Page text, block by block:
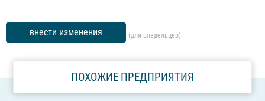
внести изменения (для владельцев)
ПОХОЖИЕ ПРЕДПРИЯТИЯ